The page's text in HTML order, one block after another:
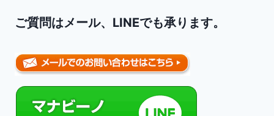
ご質問はメール、LINEでも承ります。